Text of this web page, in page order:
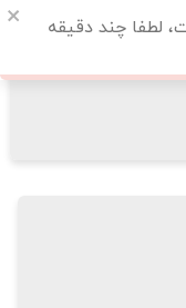
لطفا چند دقیقه